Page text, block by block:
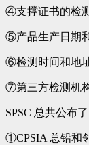
④支撑证书的检
⑤产品生产日期
⑥检测时间和地
⑦第三方检测机
SPSC 总共公布
①CPSIA 总铅和